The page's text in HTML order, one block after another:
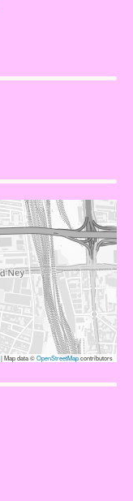
|Map data ©OpenStreetMapcontributors